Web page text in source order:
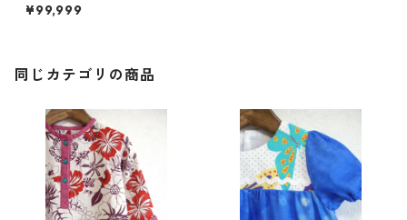
¥99,999
同じカテゴリの商品